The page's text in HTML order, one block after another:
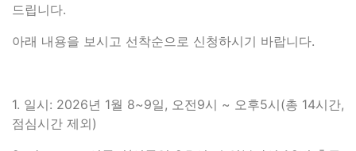
드립니다.
아래 내용을 보시고 선착순으로 신청하시기 바랍니다.
1. 일시: 2026년 1월 8~9일, 오전9시 ~ 오후5시(총 14시간,
점심시간 제외)